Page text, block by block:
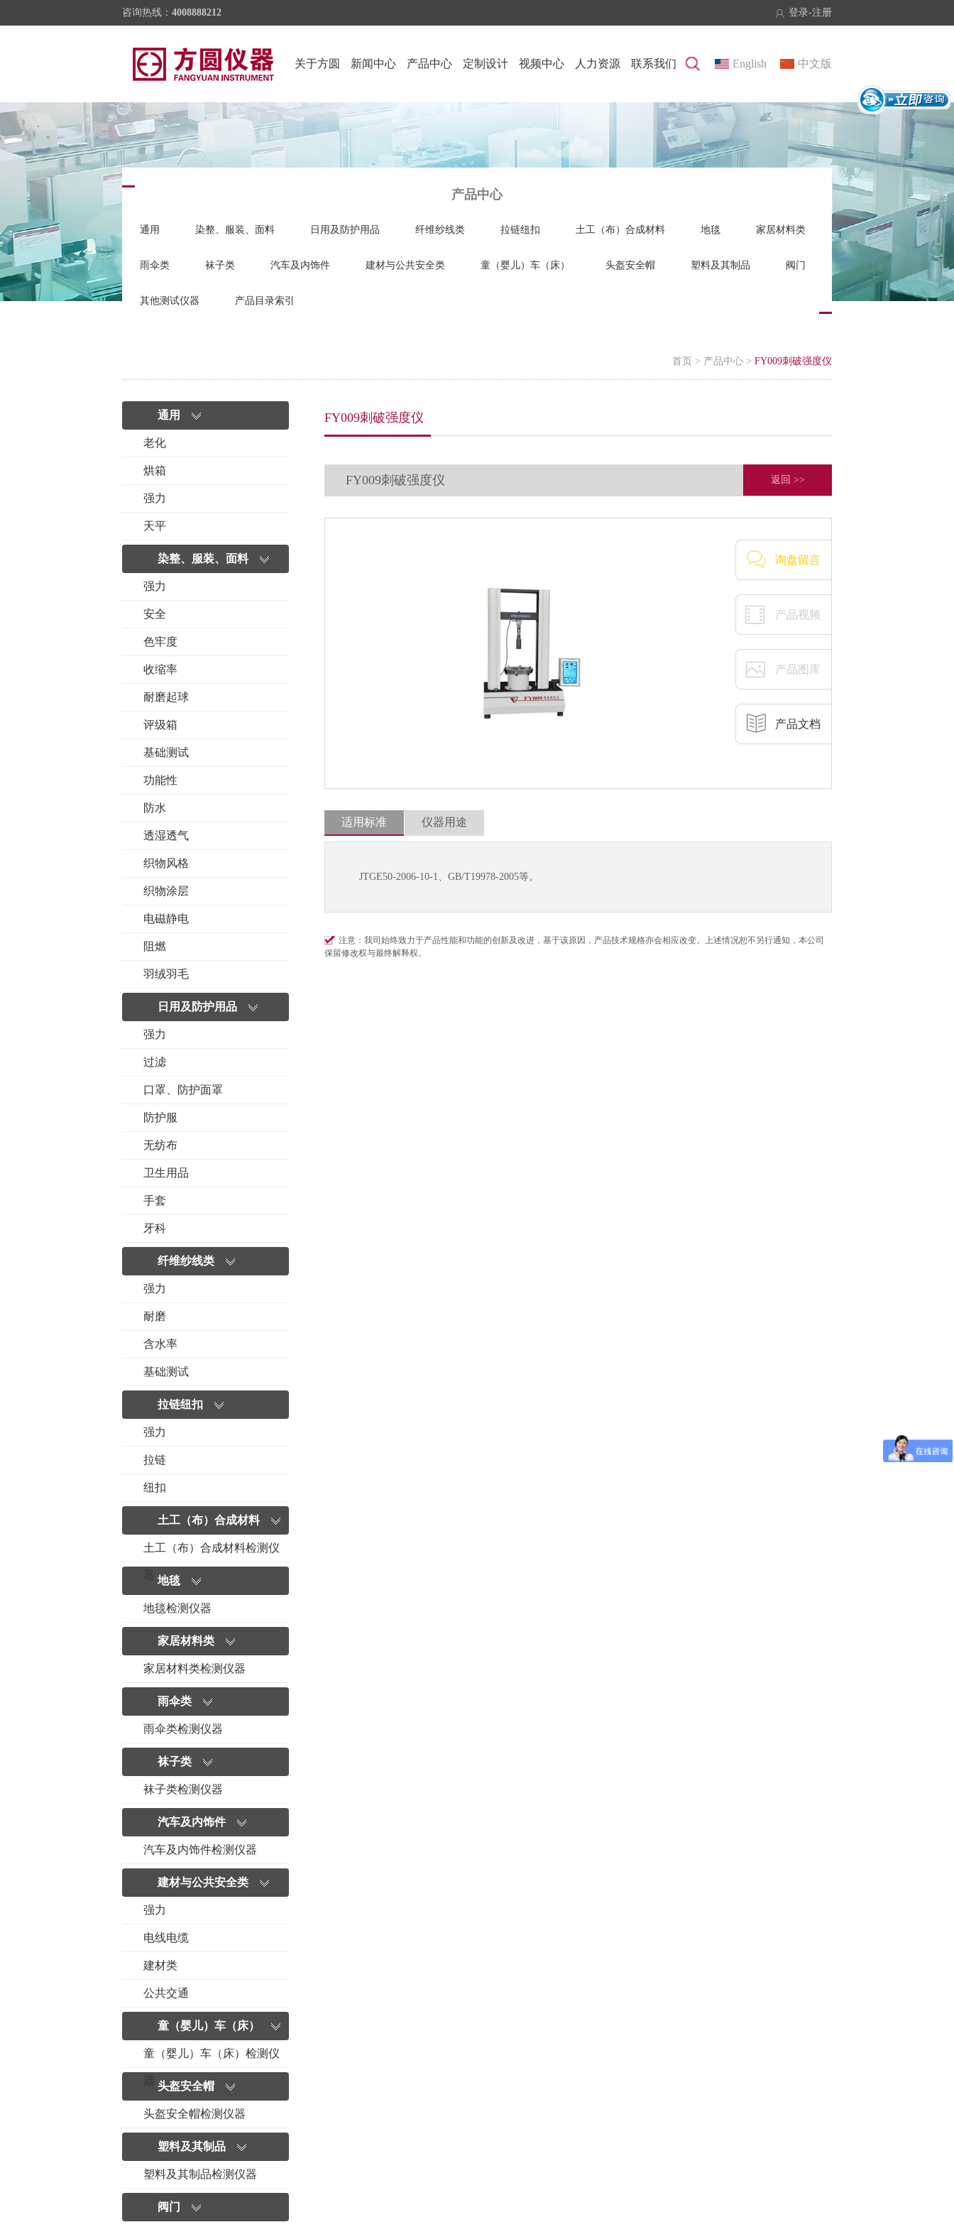
咨询热线： 4008888212 登录-注册
关于方圆 新闻中心 产品中心 定制设计 视频中心 人力资源 联系我们 English 中文版
产品中心
通用 染整、服装、面料 日用及防护用品 纤维纱线类 拉链纽扣 土工（布）合成材料 地毯 家居材料类
雨伞类 袜子类 汽车及内饰件 建材与公共安全类 童（婴儿）车（床） 头盔安全帽 塑料及其制品 阀门
其他测试仪器 产品目录索引
首页 > 产品中心 > FY009刺破强度仪
通用
老化
烘箱
强力
天平
染整、服装、面料
强力
安全
色牢度
收缩率
耐磨起球
评级箱
基础测试
功能性
防水
透湿透气
织物风格
织物涂层
电磁静电
阻燃
羽绒羽毛
日用及防护用品
强力
过滤
口罩、防护面罩
防护服
无纺布
卫生用品
手套
牙科
纤维纱线类
强力
耐磨
含水率
基础测试
拉链纽扣
强力
拉链
纽扣
土工（布）合成材料
土工（布）合成材料检测仪
器 地毯
地毯检测仪器
家居材料类
家居材料类检测仪器
雨伞类
雨伞类检测仪器
袜子类
袜子类检测仪器
汽车及内饰件
汽车及内饰件检测仪器
建材与公共安全类
强力
电线电缆
建材类
公共交通
童（婴儿）车（床）
童（婴儿）车（床）检测仪
器 头盔安全帽
头盔安全帽检测仪器
塑料及其制品
塑料及其制品检测仪器
阀门
FY009刺破强度仪
FY009刺破强度仪 返回 >>
询盘留言
产品视频
产品图库
产品文档
适用标准 仪器用途
JTGE50-2006-10-1、GB/T19978-2005等。
注意：我司始终致力于产品性能和功能的创新及改进，基于该原因，产品技术规格亦会相应改变。上述情况恕不另行通知，本公司
保留修改权与最终解释权。